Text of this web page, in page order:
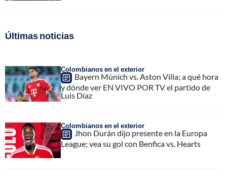
Últimas noticias
Colombianos en el exterior
Bayern Múnich vs. Aston Villa; a qué hora
y dónde ver EN VIVO POR TV el partido de
Luis Díaz
Colombianos en el exterior
Jhon Durán dijo presente en la Europa
League; vea su gol con Benfica vs. Hearts